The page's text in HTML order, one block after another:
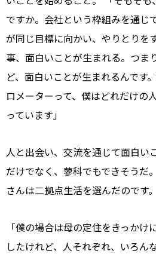
ですか。会社という枠組みを通じ
が同じ目標に向かい、やりとりを
事、面白いことが生まれる。つま
ど、面白いことが生まれるんです
ロメーターって、僕はどれだけの
っています」
人と出会い、交流を通じて面白い
だけでなく、蓼科でもできそうだ
さんは二拠点生活を選んだのです。
「僕の場合は母の定住をきっかけ
したけれど、人それぞれ、いろん